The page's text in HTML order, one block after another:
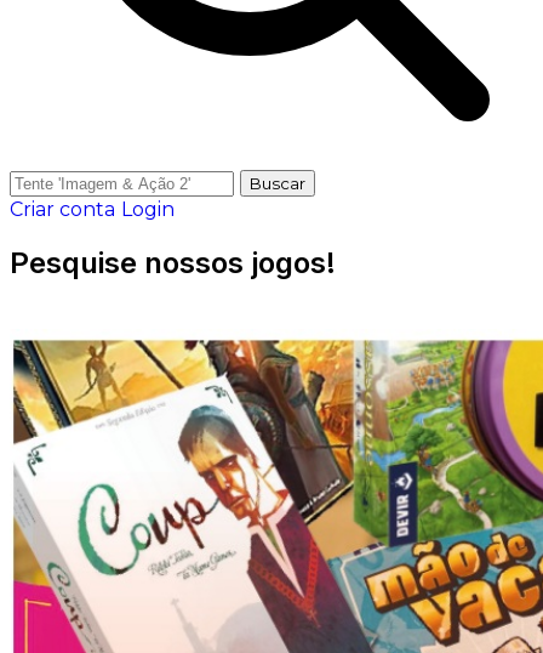
Buscar
Criar conta Login
Pesquise nossos jogos!